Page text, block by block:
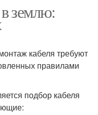
землю:
кабеля требуют
правилами
подбор кабеля